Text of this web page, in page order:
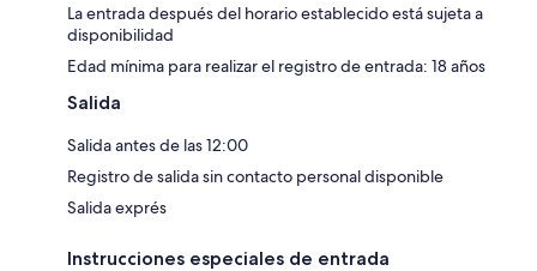
La entrada después del horario establecido está sujeta a
disponibilidad
Edad mínima para realizar el registro de entrada: 18 años
Salida
Salida antes de las 12:00
Registro de salida sin contacto personal disponible
Salida exprés
Instrucciones especiales de entrada